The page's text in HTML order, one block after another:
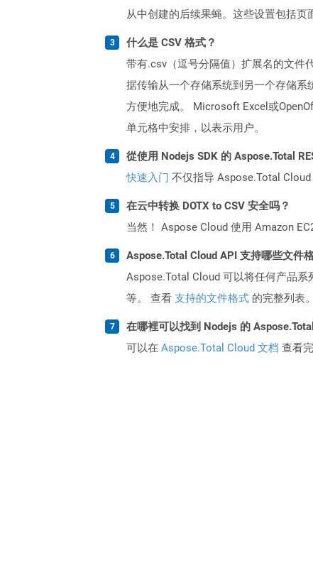
从中创建的后续果蝇。这些设置包括页
什么是 CSV 格式？
带有.csv（逗号分隔值）扩展名的文件
据传输从一个存储系统到另一个存储
方便地完成。 Microsoft Excel或
单元格中安排，以表示用户。
從使用 Nodejs SDK 的 Aspose.Total
快速入门 不仅指导 Aspose.Total Cloud
在云中转换 DOTX to CSV 安全吗？
当然！ Aspose Cloud 使用 Amazon
Aspose.Total Cloud API 支持哪些文件
Aspose.Total Cloud 可以将任何产品系
等。 查看 支持的文件格式 的完整列表。
在哪裡可以找到 Nodejs 的
可以在 Aspose.Total Cloud 文档 查看